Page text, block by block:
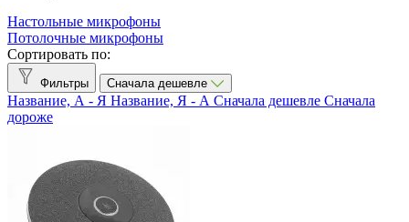
LAN 9
USB 2.0
Аналоговый аудио 5
Беспроводное подключение
Показать товары 12
Настольные микрофоны
Потолочные микрофоны
Сортировать по:
Фильтры Сначала дешевле
Название, А - Я Название, Я - А Сначала дешевле Сначала
дороже